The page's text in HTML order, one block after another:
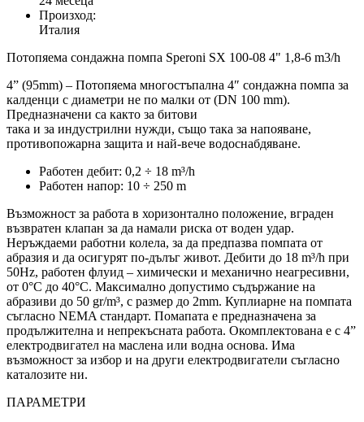
Произход:
Италия
Потопяема сондажна помпа Speroni SX 100-08 4" 1,8-6 m3/h
4” (95mm) – Потопяема многостъпална 4″ сондажна помпа за
калденци с диаметри не по малки от (DN 100 mm).
Предназначени са както за битови
така и за индустрилни нужди, също така за напояване,
противопожарна защита и най-вече водоснабдяване.
Работен дебит: 0,2 ÷ 18 m³/h
Работен напор: 10 ÷ 250 m
Възможност за работа в хоризонтално положение, вграден
възвратен клапан за да намали риска от воден удар.
Неръждаеми работни колела, за да предпазва помпата от
абразия и да осигурят по-дълъг живот. Дебити до 18 m³/h при
50Hz, работен флуид – химически и механично неагресивни,
от 0°C до 40°C. Максимално допустимо съдържание на
абразиви до 50 gr/m³, с размер до 2mm. Куплиарне на помпата
съгласно NEMA стандарт. Помапата е предназначена за
продължителна и непрекъсната работа. Окомплектована е с 4”
електродвигател на маслена или водна основа. Има
възможност за избор и на други електродвигатели съгласно
каталозите ни.
ПАРАМЕТРИ